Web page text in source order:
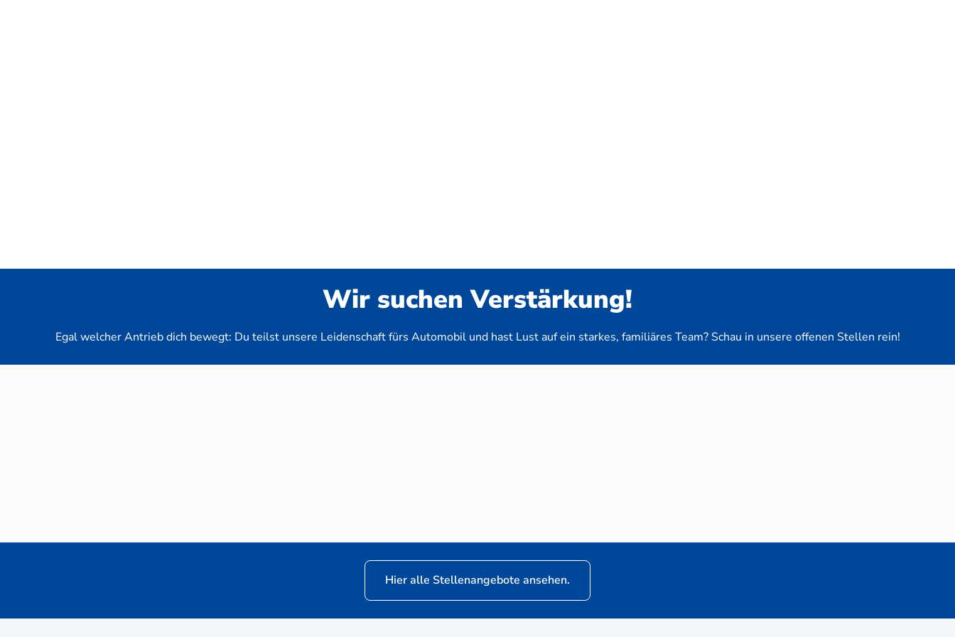
Wir suchen Verstärkung!
Egal welcher Antrieb dich bewegt: Du teilst unsere Leidenschaft fürs Automobil und hast Lust auf ein starkes, familiäres Team? Schau in unsere offenen Stellen rein!
Neuwagen-Verkaufsberater (m/w/d) für VW Nutzfahrzeuge
Hier alle Stellenangebote ansehen.